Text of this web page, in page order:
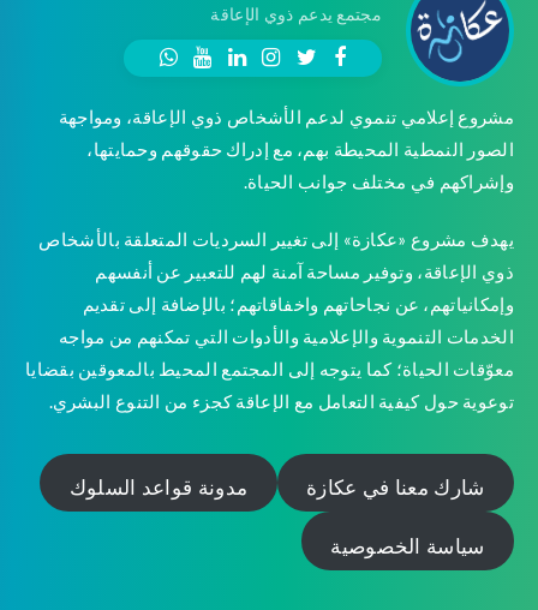
مجتمع يدعم ذوي الإعاقة
مشروع إعلامي تنموي لدعم الأشخاص ذوي الإعاقة، ومواجهة
الصور النمطية المحيطة بهم، مع إدراك حقوقهم وحمايتها،
وإشراكهم في مختلف جوانب الحياة.
يهدف مشروع «عكازة» إلى تغيير السرديات المتعلقة بالأشخاص
ذوي الإعاقة، وتوفير مساحة آمنة لهم للتعبير عن أنفسهم
وإمكانياتهم، عن نجاحاتهم واخفاقاتهم؛ بالإضافة إلى تقديم
الخدمات التنموية والإعلامية والأدوات التي تمكنهم من مواجه
معوّقات الحياة؛ كما يتوجه إلى المجتمع المحيط بالمعوقين بقضايا
توعوية حول كيفية التعامل مع الإعاقة كجزء من التنوع البشري.
شارك معنا في عكازة مدونة قواعد السلوك
سياسة الخصوصية